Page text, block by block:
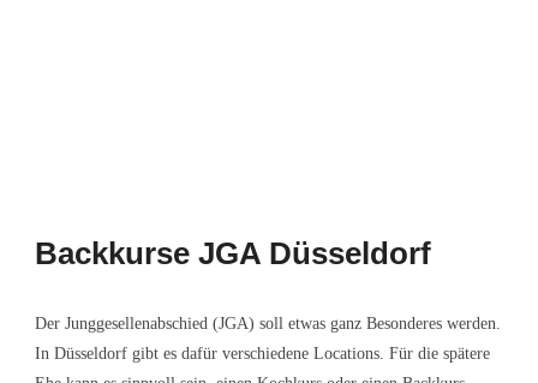
Backkurse JGA Düsseldorf
Der Junggesellenabschied (JGA) soll etwas ganz Besonderes werden.
In Düsseldorf gibt es dafür verschiedene Locations. Für die spätere